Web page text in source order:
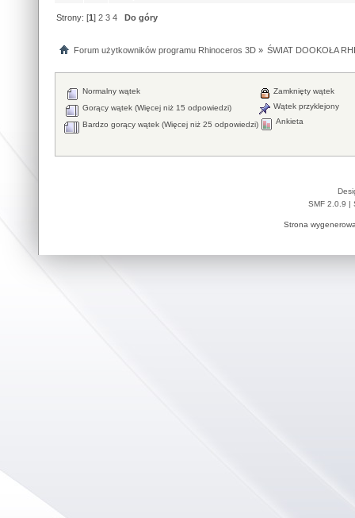
Strony: [1]2 3 4 Do góry
Forum użytkowników programu Rhinoceros 3D» ŚWIAT DOOKOŁA
Normalny wątek
Gorący wątek (Więcej niż 15 odpowiedzi)
Bardzo gorący wątek (Więcej niż 25 odpowiedzi)
Zamknięty wątek
Wątek przyklejony
Ankieta
SMF 2.0.9 |
Strona